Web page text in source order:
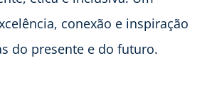
conexão e inspiração
do presente e do futuro.